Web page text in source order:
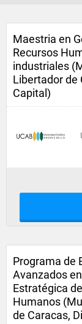
Maestria en
Recursos
industriales
Libertador de
Capital)
Programa de
Avanzados
Estratégica
Humanos
de Caracas,